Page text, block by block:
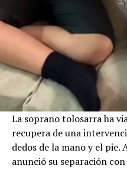
La soprano tolosarra ha
recupera de una
dedos de la mano y el pie.
anunció su separación